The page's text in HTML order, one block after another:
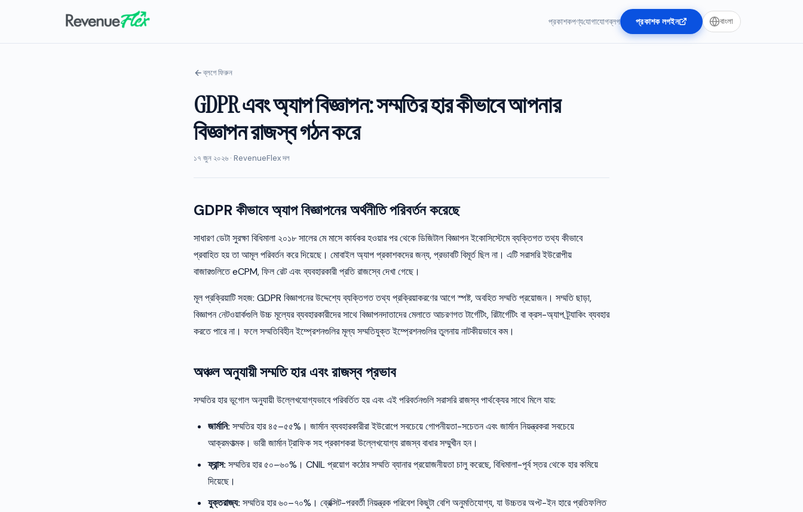
প্রকাশকপণ্যযোগাযোগব্লগ প্রকাশক লগইন বাংলা
ব্লগে ফিরুন
GDPR এবং অ্যাপ বিজ্ঞাপন: সম্মতির হার কীভাবে আপনার
বিজ্ঞাপন রাজস্ব গঠন করে
১৭ জুন ২০২৬ · RevenueFlex দল
GDPR কীভাবে অ্যাপ বিজ্ঞাপনের অর্থনীতি পরিবর্তন করেছে
সাধারণ ডেটা সুরক্ষা বিধিমালা ২০১৮ সালের মে মাসে কার্যকর হওয়ার পর থেকে ডিজিটাল বিজ্ঞাপন ইকোসিস্টেমে ব্যক্তিগত তথ্য কীভাবে
প্রবাহিত হয় তা আমূল পরিবর্তন করে দিয়েছে। মোবাইল অ্যাপ প্রকাশকদের জন্য, প্রভাবটি বিমূর্ত ছিল না। এটি সরাসরি ইউরোপীয়
বাজারগুলিতে eCPM, ফিল রেট এবং ব্যবহারকারী প্রতি রাজস্বে দেখা গেছে।
মূল প্রক্রিয়াটি সহজ: GDPR বিজ্ঞাপনের উদ্দেশ্যে ব্যক্তিগত তথ্য প্রক্রিয়াকরণের আগে স্পষ্ট, অবহিত সম্মতি প্রয়োজন। সম্মতি ছাড়া,
বিজ্ঞাপন নেটওয়ার্কগুলি উচ্চ মূল্যের ব্যবহারকারীদের সাথে বিজ্ঞাপনদাতাদের মেলাতে আচরণগত টার্গেটিং, রিটার্গেটিং বা ক্রস-অ্যাপ ট্র্যাকিং ব্যবহার
করতে পারে না। ফলে সম্মতিবিহীন ইম্প্রেশনগুলির মূল্য সম্মতিযুক্ত ইম্প্রেশনগুলির তুলনায় নাটকীয়ভাবে কম।
অঞ্চল অনুযায়ী সম্মতি হার এবং রাজস্ব প্রভাব
সম্মতির হার ভূগোল অনুযায়ী উল্লেখযোগ্যভাবে পরিবর্তিত হয় এবং এই পরিবর্তনগুলি সরাসরি রাজস্ব পার্থক্যের সাথে মিলে যায়:
জার্মানি: সম্মতির হার ৪৫–৫৫%। জার্মান ব্যবহারকারীরা ইউরোপে সবচেয়ে গোপনীয়তা-সচেতন এবং জার্মান নিয়ন্ত্রকরা সবচেয়ে
আক্রমণাত্মক। ভারী জার্মান ট্রাফিক সহ প্রকাশকরা উল্লেখযোগ্য রাজস্ব বাধার সম্মুখীন হন।
ফ্রান্স: সম্মতির হার ৫০–৬০%। CNIL প্রয়োগ কঠোর সম্মতি ব্যানার প্রয়োজনীয়তা চালু করেছে, বিধিমালা-পূর্ব স্তর থেকে হার কমিয়ে
দিয়েছে।
যুক্তরাজ্য: সম্মতির হার ৬০–৭০%। ব্রেক্সিট-পরবর্তী নিয়ন্ত্রক পরিবেশ কিছুটা বেশি অনুমতিযোগ্য, যা উচ্চতর অপ্ট-ইন হারে প্রতিফলিত